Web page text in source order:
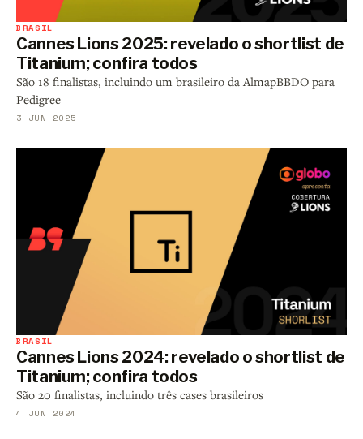
BRASIL
Cannes Lions 2025: revelado o shortlist de
Titanium; confira todos
São 18 finalistas, incluindo um brasileiro da AlmapBBDO para
Pedigree
3 JUN 2025
BRASIL
Cannes Lions 2024: revelado o shortlist de
Titanium; confira todos
São 20 finalistas, incluindo três cases brasileiros
4 JUN 2024